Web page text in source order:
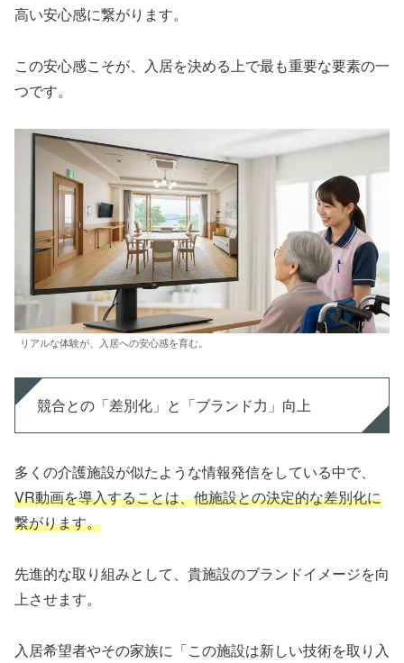
高い安心感に繋がります。
この安心感こそが、入居を決める上で最も重要な要素の一
つです。
リアルな体験が、入居への安心感を育む。
競合との「差別化」と「ブランド力」向上
多くの介護施設が似たような情報発信をしている中で、
VR動画を導入することは、他施設との決定的な差別化に
繋がります。
先進的な取り組みとして、貴施設のブランドイメージを向
上させます。
入居希望者やその家族に「この施設は新しい技術を取り入